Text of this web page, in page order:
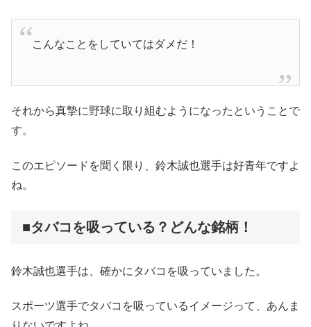
こんなことをしていてはダメだ！
それから真摯に野球に取り組むようになったということで
す。
このエピソードを聞く限り、鈴木誠也選手は好青年ですよ
ね。
■タバコを吸っている？どんな銘柄！
鈴木誠也選手は、確かにタバコを吸っていました。
スポーツ選手でタバコを吸っているイメージって、あんま